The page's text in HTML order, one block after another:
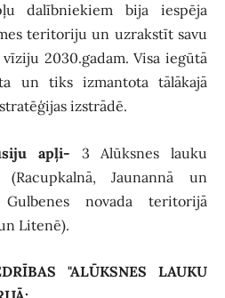
dalībniekiem bija iespēja
teritoriju un uzrakstīt savu
2030.gadam. Visa iegūtā
un tiks izmantota tālākajā
izstrādē.
apļi- 3 Alūksnes lauku
Jaunannā un
novada teritorijā
Litenē).
"ALŪKSNES LAUKU